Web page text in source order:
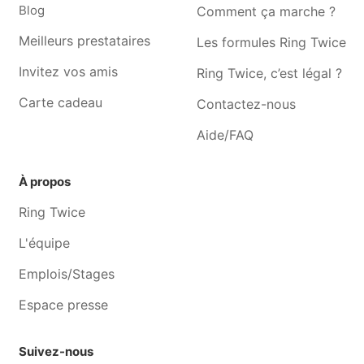
Jardinier Fleurus
Jardinier Gosselies
Jardinier Monceau-sur-
sambre
Jardinier Roux
Blog
Meilleurs prestataires
Invitez vos amis
Carte cadeau
Comment ça marche ?
Les formules Ring Twice
Ring Twice, c’est légal ?
Contactez-nous
Aide/FAQ
À propos
Ring Twice
L'équipe
Emplois/Stages
Espace presse
Suivez-nous